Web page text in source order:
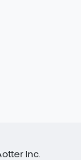
Inc.